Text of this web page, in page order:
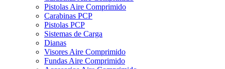
Pistolas Aire Comprimido
Carabinas PCP
Pistolas PCP
Sistemas de Carga
Dianas
Visores Aire Comprimido
Fundas Aire Comprimido